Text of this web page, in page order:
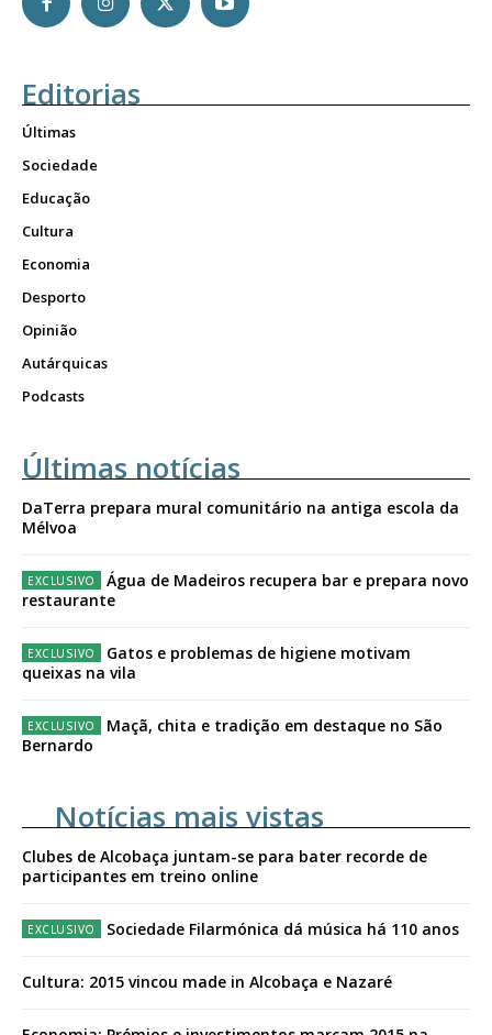
Editorias
Últimas
Sociedade
Educação
Cultura
Economia
Desporto
Opinião
Autárquicas
Podcasts
Últimas notícias
DaTerra prepara mural comunitário na antiga escola da
Mélvoa
Água de Madeiros recupera bar e prepara novo
restaurante
Gatos e problemas de higiene motivam
queixas na vila
Maçã, chita e tradição em destaque no São
Bernardo
Notícias mais vistas
Clubes de Alcobaça juntam-se para bater recorde de
participantes em treino online
Sociedade Filarmónica dá música há 110 anos
Cultura: 2015 vincou made in Alcobaça e Nazaré